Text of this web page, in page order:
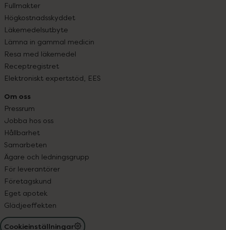
Fullmakter
Högkostnadsskyddet
Läkemedelsutbyte
Lämna in gammal medicin
Resa med läkemedel
Receptregistret
Elektroniskt expertstöd, EES
Om oss
Pressrum
Jobba hos oss
Hållbarhet
Samarbeten
Ägare och ledningsgrupp
För leverantörer
Företagskund
Eget apotek
Glädjeeffekten
Cookieinställningar